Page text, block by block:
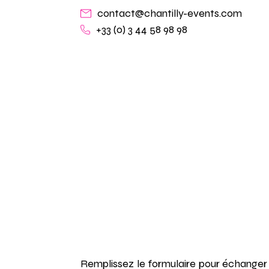
contact@chantilly-events.com
+33 (0) 3 44 58 98 98
Remplissez le formulaire pour